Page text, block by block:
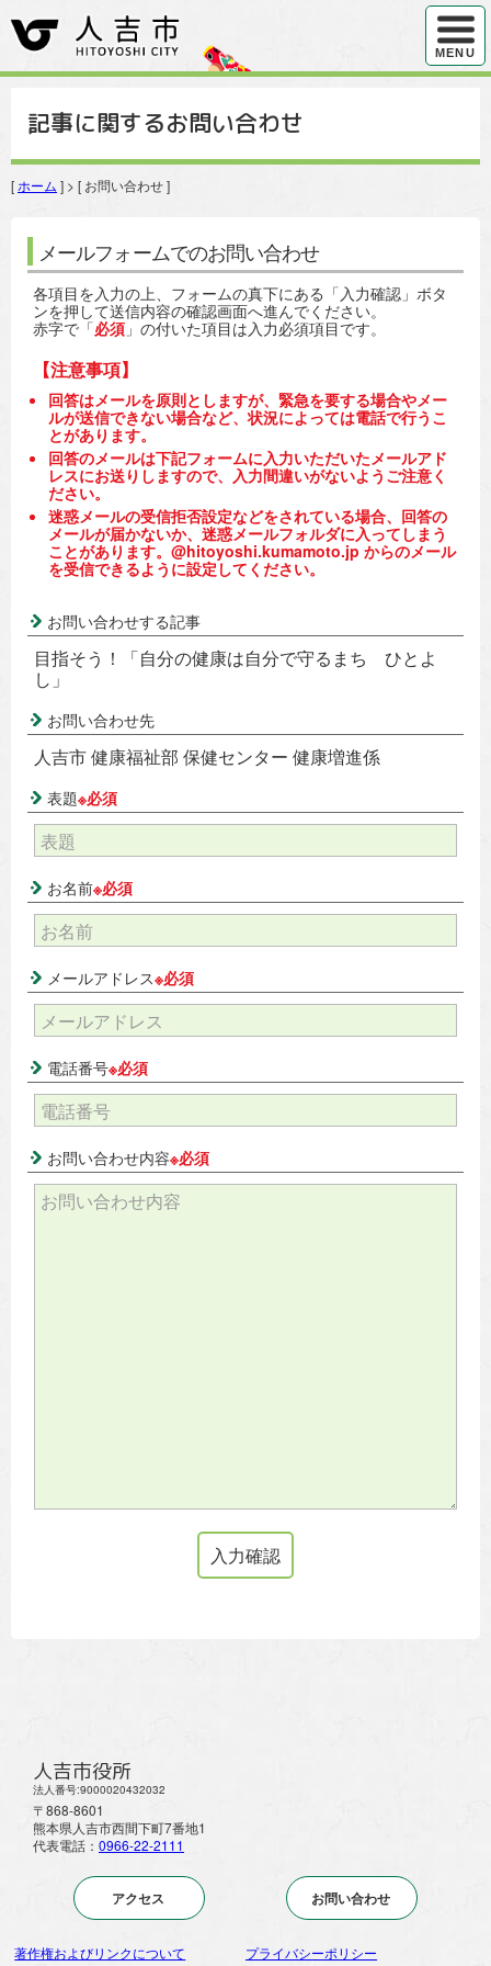
ハンバ
MENU
記事に関するお問い合わせ
[ ホーム ] > [ お問い合わせ ]
メールフォームでのお問い合わせ
各項目を入力の上、フォームの真下にある「入力確認」ボタ
ンを押して送信内容の確認画面へ進んでください。
赤字で「必須 」の付いた項目は入力必須項目です。
【注意事項】
回答はメールを原則としますが、緊急を要する場合やメー
ルが送信できない場合など、状況によっては電話で行うこ
とがあります。
回答のメールは下記フォームに入力いただいたメールアド
レスにお送りしますので、入力間違いがないようご注意く
ださい。
迷惑メールの受信拒否設定などをされている場合、回答の
メールが届かないか、迷惑メールフォルダに入ってしまう
ことがあります。@hitoyoshi.kumamoto.jp からのメール
を受信できるように設定してください。
お問い合わせする記事
目指そう！「自分の健康は自分で守るまち ひとよ
し」
お問い合わせ先
人吉市 健康福祉部 保健センター 健康増進係
表題※必須
お名前※必須
メールアドレス※必須
電話番号※必須
お問い合わせ内容※必須
人吉市役所
法人番号:9000020432032
〒868-8601
熊本県人吉市西間下町7番地1
代表電話： 0966-22-2111
アクセス お問い合わせ
著作権およびリンクについて
プライバシーポリシー